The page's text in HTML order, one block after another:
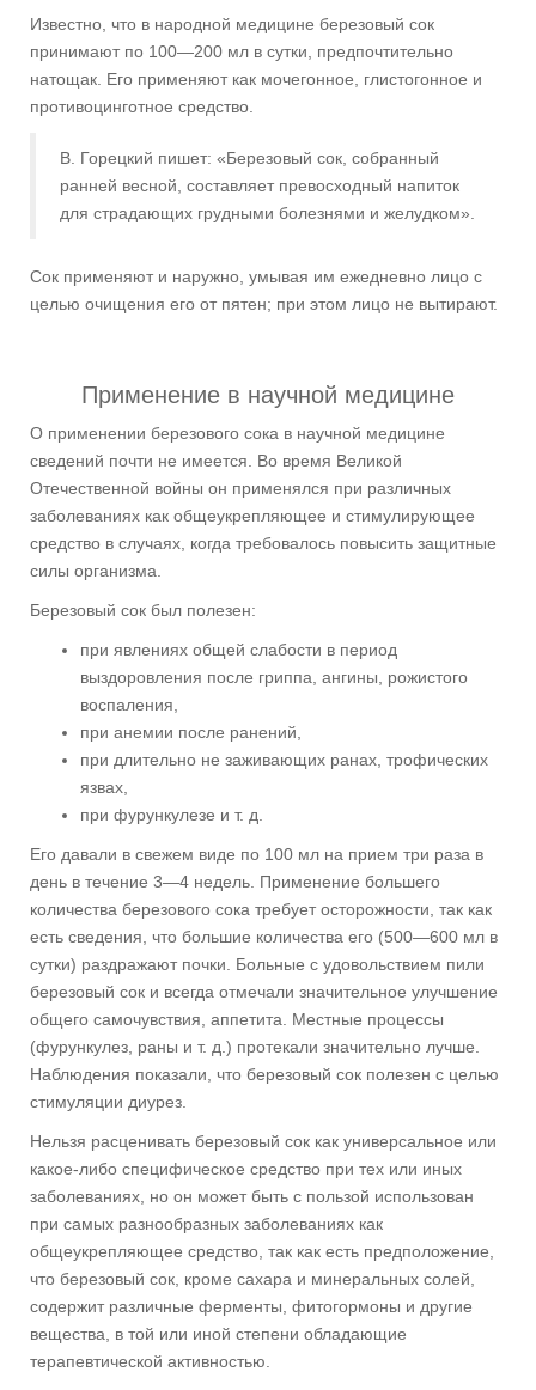
Известно, что в народной медицине березовый сок
принимают по 100—200 мл в сутки, предпочтительно
натощак. Его применяют как мочегонное, глистогонное и
противоцинготное средство.
В. Горецкий пишет: «Березовый сок, собранный
ранней весной, составляет превосходный напиток
для страдающих грудными болезнями и желудком».
Сок применяют и наружно, умывая им ежедневно лицо с
целью очищения его от пятен; при этом лицо не вытирают.
Применение в научной медицине
О применении березового сока в научной медицине
сведений почти не имеется. Во время Великой
Отечественной войны он применялся при различных
заболеваниях как общеукрепляющее и стимулирующее
средство в случаях, когда требовалось повысить защитные
силы организма.
Березовый сок был полезен:
при явлениях общей слабости в период
выздоровления после гриппа, ангины, рожистого
воспаления,
при анемии после ранений,
при длительно не заживающих ранах, трофических
язвах,
при фурункулезе и т. д.
Его давали в свежем виде по 100 мл на прием три раза в
день в течение 3—4 недель. Применение большего
количества березового сока требует осторожности, так как
есть сведения, что большие количества его (500—600 мл в
сутки) раздражают почки. Больные с удовольствием пили
березовый сок и всегда отмечали значительное улучшение
общего самочувствия, аппетита. Местные процессы
(фурункулез, раны и т. д.) протекали значительно лучше.
Наблюдения показали, что березовый сок полезен с целью
стимуляции диурез.
Нельзя расценивать березовый сок как универсальное или
какое-либо специфическое средство при тех или иных
заболеваниях, но он может быть с пользой использован
при самых разнообразных заболеваниях как
общеукрепляющее средство, так как есть предположение,
что березовый сок, кроме сахара и минеральных солей,
содержит различные ферменты, фитогормоны и другие
вещества, в той или иной степени обладающие
терапевтической активностью.